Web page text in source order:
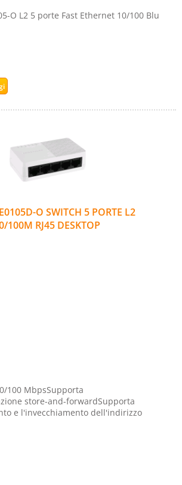
O L2 5 porte Fast Ethernet 10/100 Blu
O SWITCH 5 PORTE L2
100M RJ45 DESKTOP
100 MbpsSupporta
store-and-forwardSupporta
e l'invecchiamento dell'indirizzo